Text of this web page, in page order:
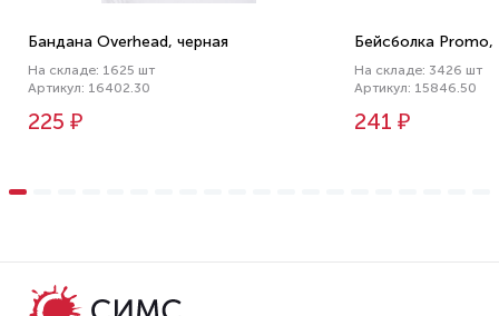
Бандана Overhead, черная
На складе: 1625 шт
Артикул: 16402.30
225 ₽
Бейсболка Promo,
На складе: 3426 шт
Артикул: 15846.50
241 ₽